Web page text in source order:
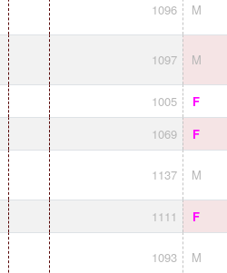
1096 M
1097 M
1005
F
1069 F
1137 M
1111 F
1093 M